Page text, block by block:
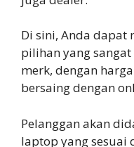
Di sini, Anda dapat
pilihan yang
merk, dengan
bersaing dengan
Pelanggan akan
laptop yang sesuai